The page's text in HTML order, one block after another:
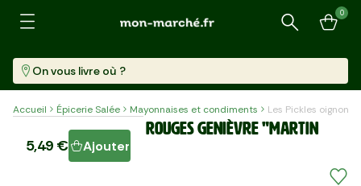
Recherche
0
On vous livre où ?
Accueil Épicerie Salée Mayonnaises et condiments Les Pickles
Les Pickles oignons rouges genièvre "Martin
Pouret"
5,49 € Ajouter